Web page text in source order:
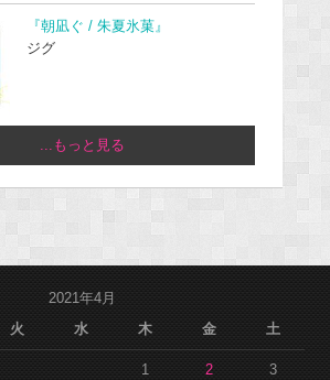
『朝凪ぐ / 朱夏氷菓』
ジグ
...もっと見る
2021年4月
火 水 木 金 土
1 2 3